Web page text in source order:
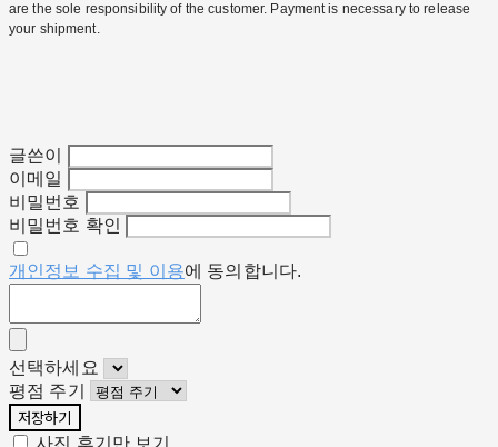
are the sole responsibility of the customer. Payment is necessary to release
your shipment.
글쓴이
이메일
비밀번호
비밀번호 확인
개인정보 수집 및 이용에 동의합니다.
선택하세요
평점 주기
저장하기